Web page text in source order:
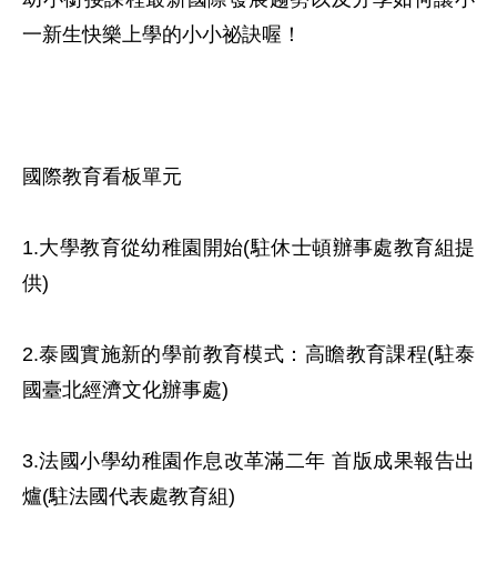
一新生快樂上學的小小祕訣喔！
國際教育看板單元
1.大學教育從幼稚園開始(駐休士頓辦事處教育組提
供)
2.泰國實施新的學前教育模式：高瞻教育課程(駐泰
國臺北經濟文化辦事處)
3.法國小學幼稚園作息改革滿二年 首版成果報告出
爐(駐法國代表處教育組)